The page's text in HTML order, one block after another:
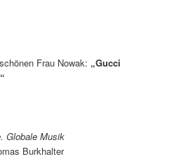
Frau Nowak: „Gucci
Globale Musik
Burkhalter